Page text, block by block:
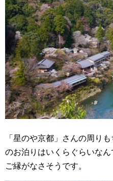
「星のや京都」さんの周り
のお泊りはいくらぐらいな
ご縁がなさそうです。